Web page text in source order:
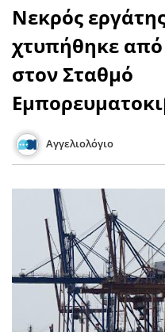
Νεκρός
χτυπήθηκε
στον Σταθμό
Αγγελιολόγιο